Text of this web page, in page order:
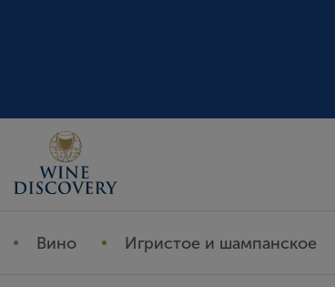
Вино Игристое и шампанское